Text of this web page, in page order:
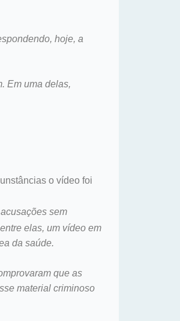
hoje, a
Em uma delas,
o vídeo foi
sem
elas, um vídeo em
da saúde.
que as
material criminoso